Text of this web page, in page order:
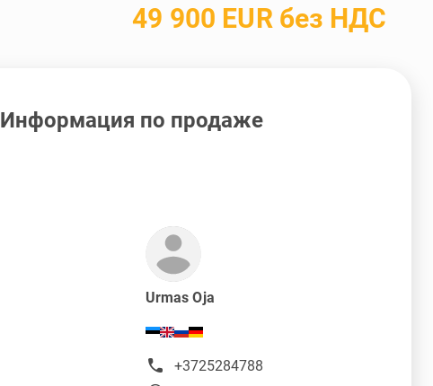
49 900 EUR без НДС
Информация по продаже
Urmas Oja
+3725284788